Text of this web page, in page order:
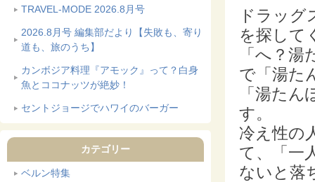
TRAVEL-MODE 2026.8月号
2026.8月号 編集部だより【失敗も、寄り
道も、旅のうち】
カンボジア料理『アモック』って？白身
魚とココナッツが絶妙！
セントジョージでハワイのバーガー
カテゴリー
ベルン特集
ドラッ
を探して
「へ？
で「湯た
「湯た
す。
冷え性の
て、「一
ないと落